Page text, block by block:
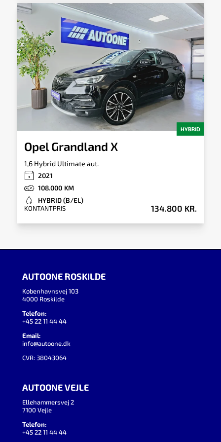
HYBRID
Opel Grandland X
1,6 Hybrid Ultimate aut.
134.800 KR.
KONTANTPRIS
2021
108.000
HYBRID (B/EL)
AUTOONE ROSKILDE
Københavnsvej 103
4000 Roskilde
Telefon:
+45 22 11 44 44
Email:
info@autoone.dk
CVR: 38043064
AUTOONE VEJLE
Ellehammersvej 2
7100 Vejle
Telefon:
+45 22 11 44 44